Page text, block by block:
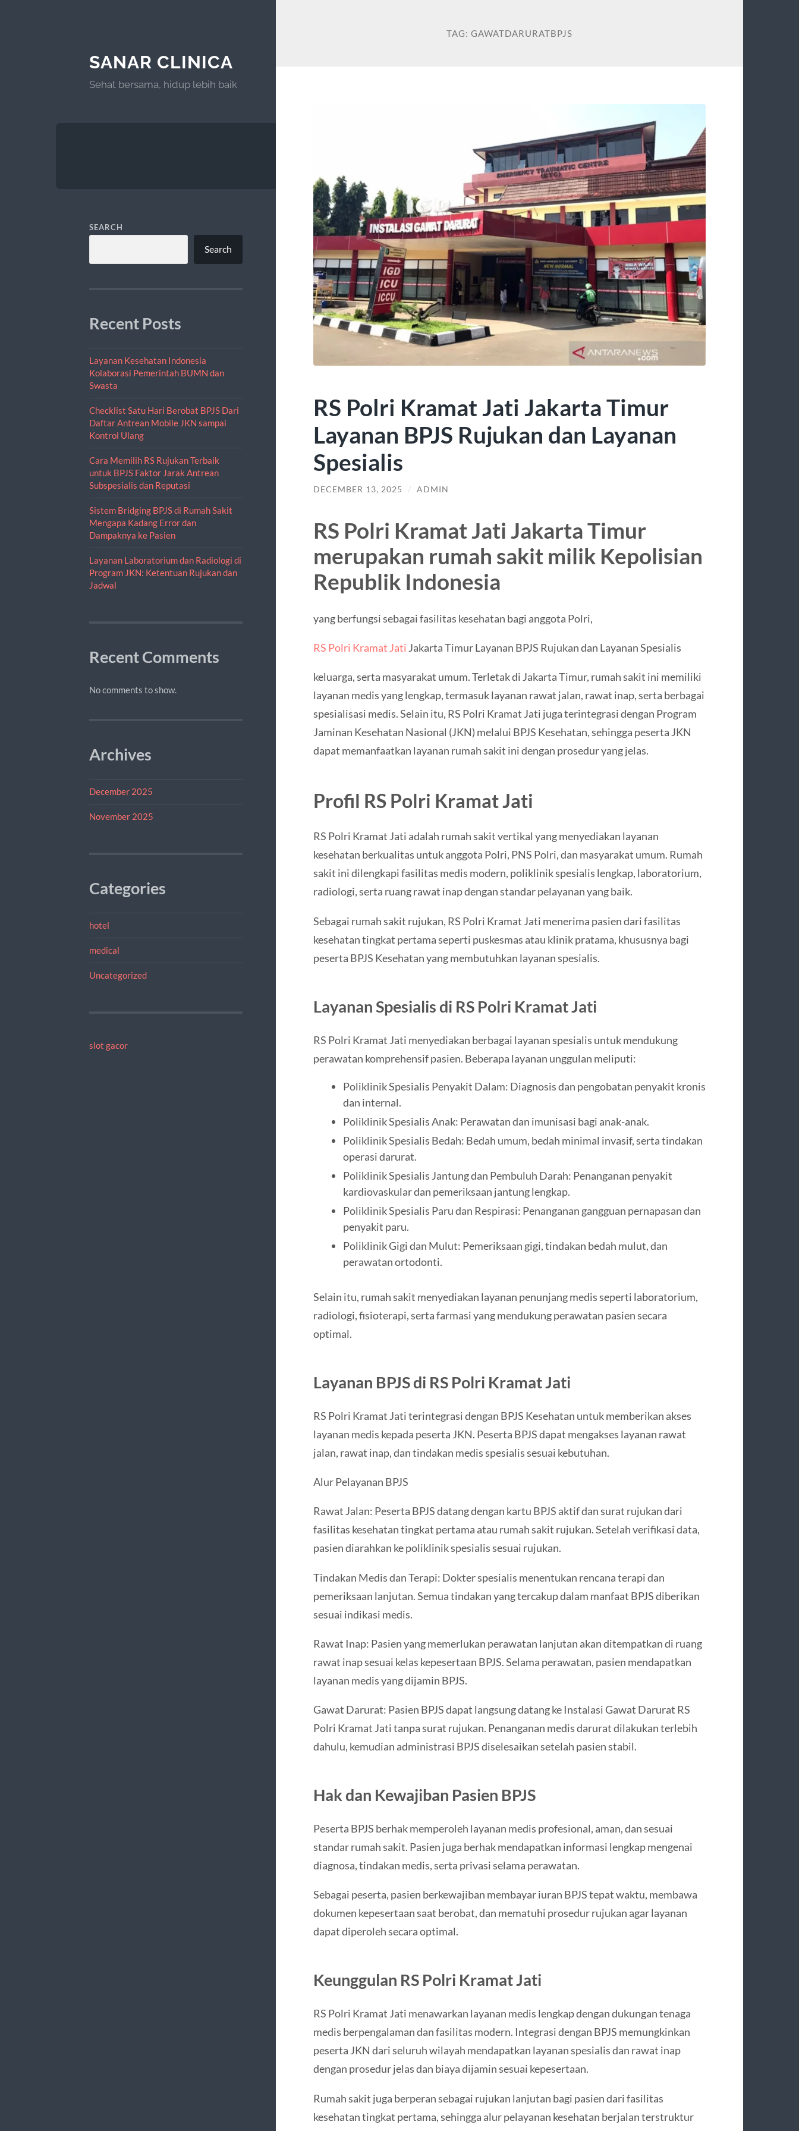
SANAR CLINICA
Sehat bersama, hidup lebih baik
SEARCH
Search
Recent Posts
Layanan Kesehatan Indonesia
Kolaborasi Pemerintah BUMN dan
Swasta
Checklist Satu Hari Berobat BPJS Dari
Daftar Antrean Mobile JKN sampai
Kontrol Ulang
Cara Memilih RS Rujukan Terbaik
untuk BPJS Faktor Jarak Antrean
Subspesialis dan Reputasi
Sistem Bridging BPJS di Rumah Sakit
Mengapa Kadang Error dan
Dampaknya ke Pasien
Layanan Laboratorium dan Radiologi di
Program JKN: Ketentuan Rujukan dan
Jadwal
Recent Comments
No comments to show.
Archives
December 2025
November 2025
Categories
hotel
medical
Uncategorized
slot gacor
TAG: GAWATDARURATBPJS
RS Polri Kramat Jati Jakarta Timur
Layanan BPJS Rujukan dan Layanan
Spesialis
DECEMBER 13, 2025 / ADMIN
RS Polri Kramat Jati Jakarta Timur
merupakan rumah sakit milik Kepolisian
Republik Indonesia
yang berfungsi sebagai fasilitas kesehatan bagi anggota Polri,
RS Polri Kramat Jati Jakarta Timur Layanan BPJS Rujukan dan Layanan Spesialis
keluarga, serta masyarakat umum. Terletak di Jakarta Timur, rumah sakit ini memiliki
layanan medis yang lengkap, termasuk layanan rawat jalan, rawat inap, serta berbagai
spesialisasi medis. Selain itu, RS Polri Kramat Jati juga terintegrasi dengan Program
Jaminan Kesehatan Nasional (JKN) melalui BPJS Kesehatan, sehingga peserta JKN
dapat memanfaatkan layanan rumah sakit ini dengan prosedur yang jelas.
Profil RS Polri Kramat Jati
RS Polri Kramat Jati adalah rumah sakit vertikal yang menyediakan layanan
kesehatan berkualitas untuk anggota Polri, PNS Polri, dan masyarakat umum. Rumah
sakit ini dilengkapi fasilitas medis modern, poliklinik spesialis lengkap, laboratorium,
radiologi, serta ruang rawat inap dengan standar pelayanan yang baik.
Sebagai rumah sakit rujukan, RS Polri Kramat Jati menerima pasien dari fasilitas
kesehatan tingkat pertama seperti puskesmas atau klinik pratama, khususnya bagi
peserta BPJS Kesehatan yang membutuhkan layanan spesialis.
Layanan Spesialis di RS Polri Kramat Jati
RS Polri Kramat Jati menyediakan berbagai layanan spesialis untuk mendukung
perawatan komprehensif pasien. Beberapa layanan unggulan meliputi:
Poliklinik Spesialis Penyakit Dalam: Diagnosis dan pengobatan penyakit kronis
dan internal.
Poliklinik Spesialis Anak: Perawatan dan imunisasi bagi anak-anak.
Poliklinik Spesialis Bedah: Bedah umum, bedah minimal invasif, serta tindakan
operasi darurat.
Poliklinik Spesialis Jantung dan Pembuluh Darah: Penanganan penyakit
kardiovaskular dan pemeriksaan jantung lengkap.
Poliklinik Spesialis Paru dan Respirasi: Penanganan gangguan pernapasan dan
penyakit paru.
Poliklinik Gigi dan Mulut: Pemeriksaan gigi, tindakan bedah mulut, dan
perawatan ortodonti.
Selain itu, rumah sakit menyediakan layanan penunjang medis seperti laboratorium,
radiologi, fisioterapi, serta farmasi yang mendukung perawatan pasien secara
optimal.
Layanan BPJS di RS Polri Kramat Jati
RS Polri Kramat Jati terintegrasi dengan BPJS Kesehatan untuk memberikan akses
layanan medis kepada peserta JKN. Peserta BPJS dapat mengakses layanan rawat
jalan, rawat inap, dan tindakan medis spesialis sesuai kebutuhan.
Alur Pelayanan BPJS
Rawat Jalan: Peserta BPJS datang dengan kartu BPJS aktif dan surat rujukan dari
fasilitas kesehatan tingkat pertama atau rumah sakit rujukan. Setelah verifikasi data,
pasien diarahkan ke poliklinik spesialis sesuai rujukan.
Tindakan Medis dan Terapi: Dokter spesialis menentukan rencana terapi dan
pemeriksaan lanjutan. Semua tindakan yang tercakup dalam manfaat BPJS diberikan
sesuai indikasi medis.
Rawat Inap: Pasien yang memerlukan perawatan lanjutan akan ditempatkan di ruang
rawat inap sesuai kelas kepesertaan BPJS. Selama perawatan, pasien mendapatkan
layanan medis yang dijamin BPJS.
Gawat Darurat: Pasien BPJS dapat langsung datang ke Instalasi Gawat Darurat RS
Polri Kramat Jati tanpa surat rujukan. Penanganan medis darurat dilakukan terlebih
dahulu, kemudian administrasi BPJS diselesaikan setelah pasien stabil.
Hak dan Kewajiban Pasien BPJS
Peserta BPJS berhak memperoleh layanan medis profesional, aman, dan sesuai
standar rumah sakit. Pasien juga berhak mendapatkan informasi lengkap mengenai
diagnosa, tindakan medis, serta privasi selama perawatan.
Sebagai peserta, pasien berkewajiban membayar iuran BPJS tepat waktu, membawa
dokumen kepesertaan saat berobat, dan mematuhi prosedur rujukan agar layanan
dapat diperoleh secara optimal.
Keunggulan RS Polri Kramat Jati
RS Polri Kramat Jati menawarkan layanan medis lengkap dengan dukungan tenaga
medis berpengalaman dan fasilitas modern. Integrasi dengan BPJS memungkinkan
peserta JKN dari seluruh wilayah mendapatkan layanan spesialis dan rawat inap
dengan prosedur jelas dan biaya dijamin sesuai kepesertaan.
Rumah sakit juga berperan sebagai rujukan lanjutan bagi pasien dari fasilitas
kesehatan tingkat pertama, sehingga alur pelayanan kesehatan berjalan terstruktur